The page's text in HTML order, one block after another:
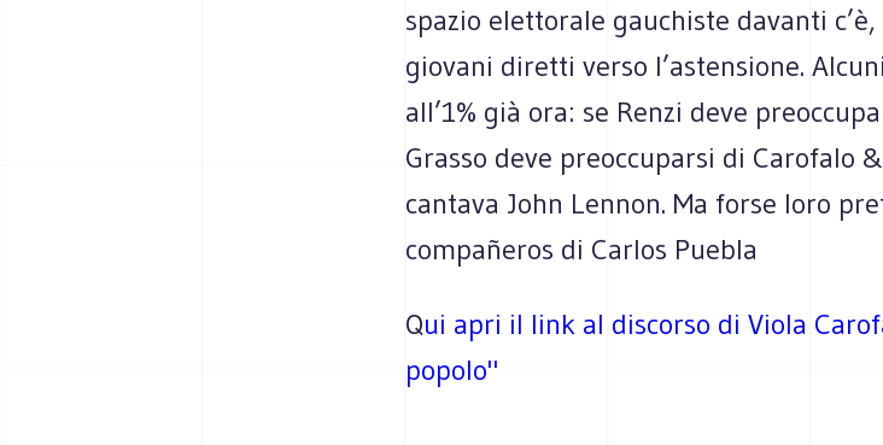
spazio elettorale gauchiste davanti
giovani diretti verso l’astensione.
all’1% già ora: se Renzi deve
Grasso deve preoccuparsi di Carofalo
cantava John Lennon. Ma forse loro
compañeros di Carlos Puebla
Qui apri il link al discorso di Viola
popolo"